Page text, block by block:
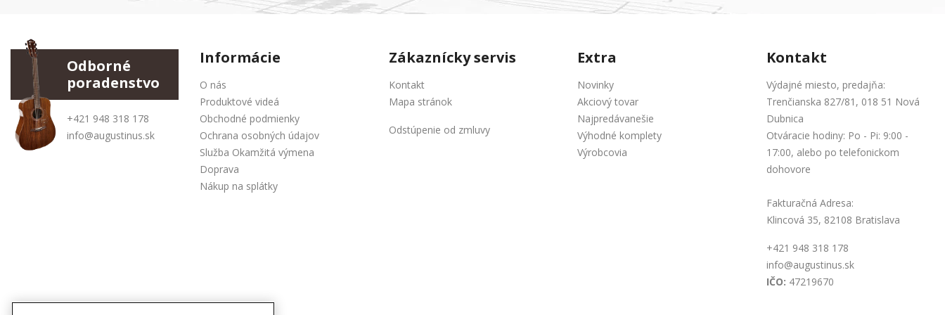
Odborné
poradenstvo
+421 948 318 178
info@augustinus.sk
Informácie
O nás
Produktové videá
Obchodné podmienky
Ochrana osobných údajov
Služba Okamžitá výmena
Doprava
Nákup na splátky
Zákaznícky servis
Kontakt
Mapa stránok
Odstúpenie od zmluvy
Extra
Novinky
Akciový tovar
Najpredávanešie
Výhodné komplety
Výrobcovia
Kontakt
Výdajné miesto, predajňa:
Trenčianska 827/81, 018 51 Nová
Dubnica
Otváracie hodiny: Po - Pi: 9:00 -
17:00, alebo po telefonickom
dohovore
Fakturačná Adresa:
Klincová 35, 82108 Bratislava
+421 948 318 178
info@augustinus.sk
IČO: 47219670